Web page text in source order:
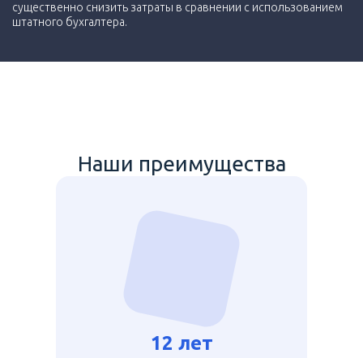
существенно снизить затраты в сравнении с использованием
штатного бухгалтера.
Наши преимущества
12 лет